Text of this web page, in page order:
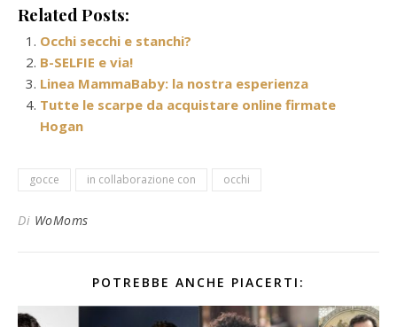
Related Posts:
Occhi secchi e stanchi?
B-SELFIE e via!
Linea MammaBaby: la nostra esperienza
Tutte le scarpe da acquistare online firmate
Hogan
gocce in collaborazione con occhi
Di WoMoms
POTREBBE ANCHE PIACERTI: